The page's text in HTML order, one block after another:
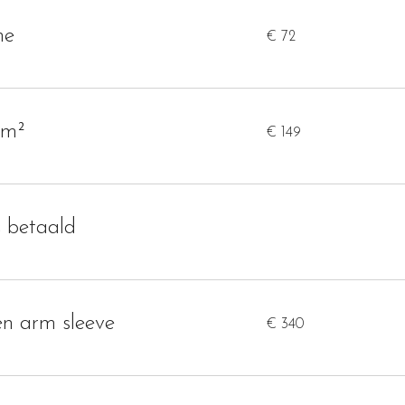
72
euro
€ 72
149
euro
€ 149
betaald
arm sleeve
340
euro
€ 340